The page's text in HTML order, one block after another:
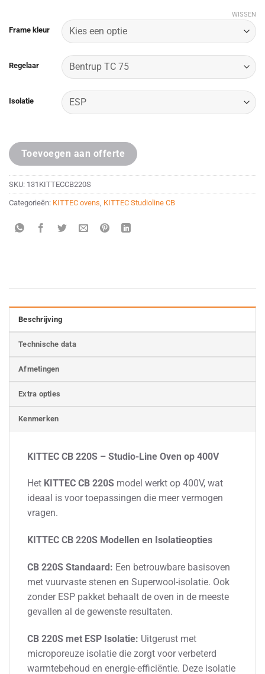
Frame kleur
Regelaar
Isolatie
WISSEN
Toevoegen aan offerte
SKU: 131KITTECCB220S
Categorieën: KITTEC ovens KITTEC Studioline CB
Beschrijving
Technische data
Afmetingen
Extra opties
Kenmerken
KITTEC CB 220S – Studio-Line Oven op 400V
Het KITTEC CB 220S model werkt op 400V, wat
ideaal is voor toepassingen die meer vermogen
vragen.
KITTEC CB 220S Modellen en Isolatieopties
CB 220S Standaard: Een betrouwbare basisoven
met vuurvaste stenen en Superwool-isolatie. Ook
zonder ESP pakket behaalt de oven in de meeste
gevallen al de gewenste resultaten.
CB 220S met ESP Isolatie: Uitgerust met
microporeuze isolatie die zorgt voor verbeterd
warmtebehoud en energie-efficiëntie. Deze isolatie